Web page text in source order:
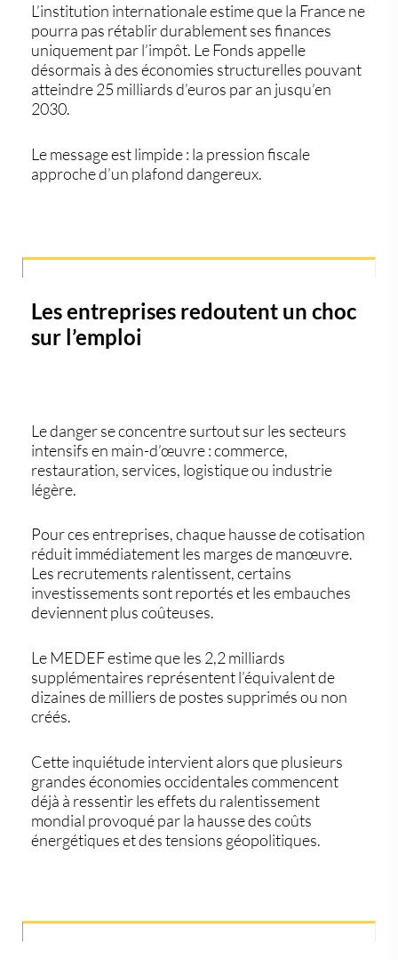
L’institution internationale estime que la France ne
pourra pas rétablir durablement ses finances
uniquement par l’impôt. Le Fonds appelle
désormais à des économies structurelles pouvant
atteindre 25 milliards d’euros par an jusqu’en
2030.
Le message est limpide : la pression fiscale
approche d’un plafond dangereux.
Les entreprises redoutent un choc
sur l’emploi
Le danger se concentre surtout sur les secteurs
intensifs en main-d’œuvre : commerce,
restauration, services, logistique ou industrie
légère.
Pour ces entreprises, chaque hausse de cotisation
réduit immédiatement les marges de manœuvre.
Les recrutements ralentissent, certains
investissements sont reportés et les embauches
deviennent plus coûteuses.
Le MEDEF estime que les 2,2 milliards
supplémentaires représentent l’équivalent de
dizaines de milliers de postes supprimés ou non
créés.
Cette inquiétude intervient alors que plusieurs
grandes économies occidentales commencent
déjà à ressentir les effets du ralentissement
mondial provoqué par la hausse des coûts
énergétiques et des tensions géopolitiques.